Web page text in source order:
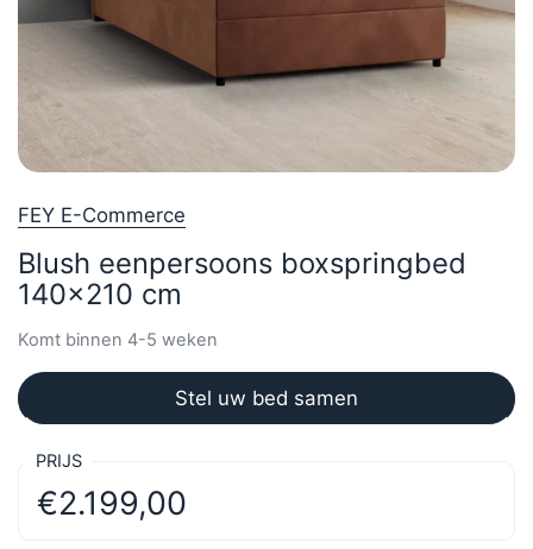
FEY E-Commerce
Blush eenpersoons boxspringbed
140x210 cm
Komt binnen 4-5 weken
Stel uw bed samen
PRIJS
€2.199,00